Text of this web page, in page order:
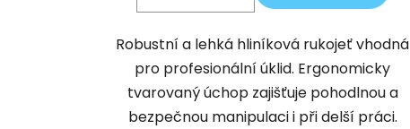
Robustní a lehká hliníková rukojeť vhodná
pro profesionální úklid. Ergonomicky
tvarovaný úchop zajišťuje pohodlnou a
bezpečnou manipulaci i při delší práci.